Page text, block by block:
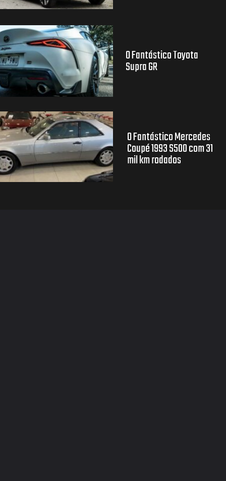
O Fantástico Toyota
Supra GR
O Fantástico Mercedes
Coupé 1993 S500 com 31
mil km rodados